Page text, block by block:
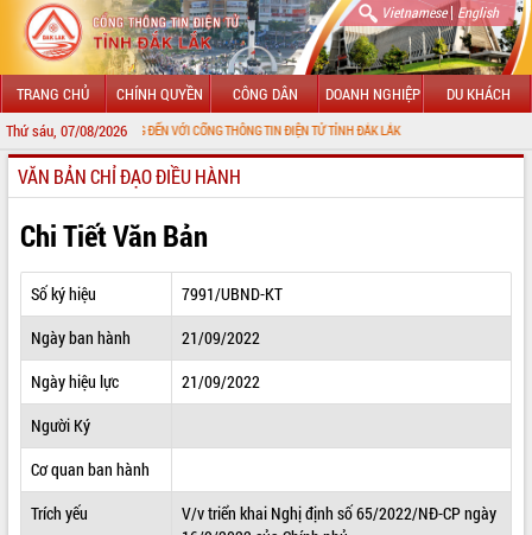
Vietnamese| English
TRANG CHỦ CHÍNH QUYỀN CÔNG DÂN DOANH NGHIỆP DU KHÁCH
Thứ sáu, 07/08/2026
CHÀO MỪNG ĐẾN VỚI CỔNG THÔNG TIN ĐIỆN TỬ TỈNH ĐẮK LẮK
GIỚI THIỆU
LÃNH ĐẠO UBND TỈNH
TIN TỨC SỰ KIỆN
SỞ, BAN, NGÀNH
THÔNG TIN CHỈ ĐẠO ĐIỀU HÀNH
HỆ THỐNG VĂN BẢN
VĂN BẢN HĐND TỈNH
VĂN BẢN CHỈ ĐẠO ĐIỀU HÀNH
Chi Tiết Văn Bản
Số ký hiệu
7991/UBND-KT
Ngày ban hành
21/09/2022
Ngày hiệu lực
21/09/2022
Người Ký
Cơ quan ban hành
Trích yếu
V/v triển khai Nghị định số 65/2022/NĐ-CP ngày